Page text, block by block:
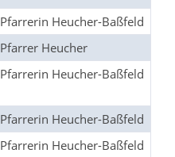
Pfarrerin Heucher-Baßfeld
Pfarrer Heucher
Pfarrerin Heucher-Baßfeld
Pfarrerin Heucher-Baßfeld
Pfarrerin Heucher-Baßfeld